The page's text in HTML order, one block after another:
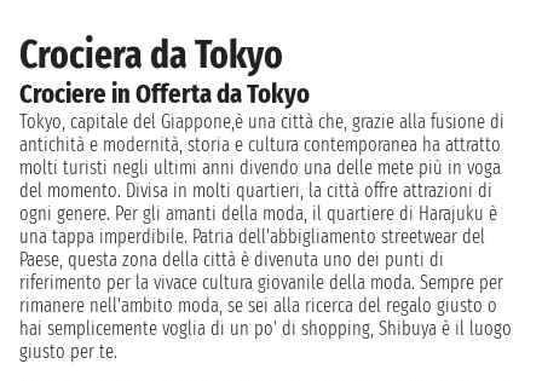
Crociera da Tokyo
Crociere in Offerta da Tokyo
Tokyo, capitale del Giappone,è una città che, grazie alla fusione di
antichità e modernità, storia e cultura contemporanea ha attratto
molti turisti negli ultimi anni divendo una delle mete più in voga
del momento. Divisa in molti quartieri, la città offre attrazioni di
ogni genere. Per gli amanti della moda, il quartiere di Harajuku è
una tappa imperdibile. Patria dell'abbigliamento streetwear del
Paese, questa zona della città è divenuta uno dei punti di
riferimento per la vivace cultura giovanile della moda. Sempre per
rimanere nell'ambito moda, se sei alla ricerca del regalo giusto o
hai semplicemente voglia di un po' di shopping, Shibuya è il luogo
giusto per te.